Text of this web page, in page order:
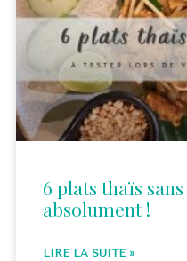
6 plats thaïs
absolument !
LIRE LA SUITE »